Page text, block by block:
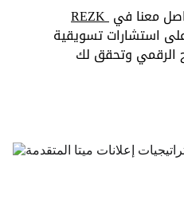
معنا في REZK
استشارات تسويقية
الرقمي وتحقق لك